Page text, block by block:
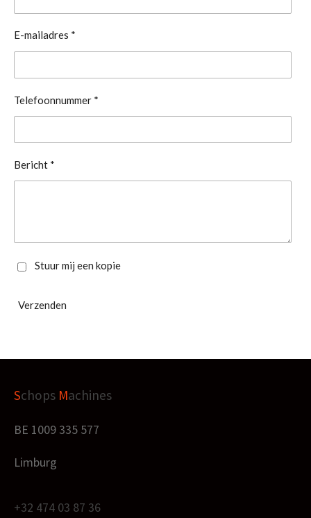
E-mailadres *
Telefoonnummer *
Bericht *
Stuur mij een kopie
Verzenden
Schops Machines
BE 1009 335 577
Limburg
+32 474 03 87 36